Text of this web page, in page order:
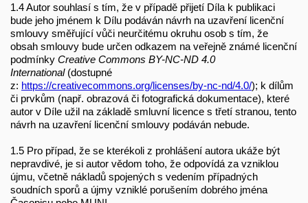
1.4 Autor souhlasí s tím, že v případě přijetí Díla k publikaci
bude jeho jménem k Dílu podáván návrh na uzavření licenční
smlouvy směřující vůči neurčitému okruhu osob s tím, že
obsah smlouvy bude určen odkazem na veřejně známé licenční
podmínky Creative Commons BY-NC-ND 4.0
International (dostupné
z: https://creativecommons.org/licenses/by-nc-nd/4.0/); k dílům
či prvkům (např. obrazová či fotografická dokumentace), které
autor v Díle užil na základě smluvní licence s třetí stranou, tento
návrh na uzavření licenční smlouvy podáván nebude.
1.5 Pro případ, že se kterékoli z prohlášení autora ukáže být
nepravdivé, je si autor vědom toho, že odpovídá za vzniklou
újmu, včetně nákladů spojených s vedením případných
soudních sporů a újmy vzniklé porušením dobrého jména